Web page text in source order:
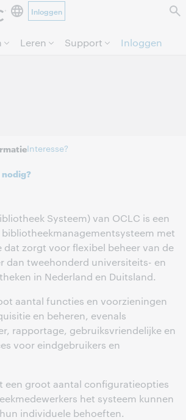
door naar pagina.
Inloggen
Leren Support Inloggen
Interesse?
Systeem) van OCLC is een
met
zorgt voor flexibel beheer van de
dan tweehonderd universiteits- en
in Nederland en Duitsland.
aantal functies en voorzieningen
en beheren, evenals
rapportage, gebruiksvriendelijke en
voor eindgebruikers en
een groot aantal configuratieopties
het systeem kunnen
individuele behoeften.